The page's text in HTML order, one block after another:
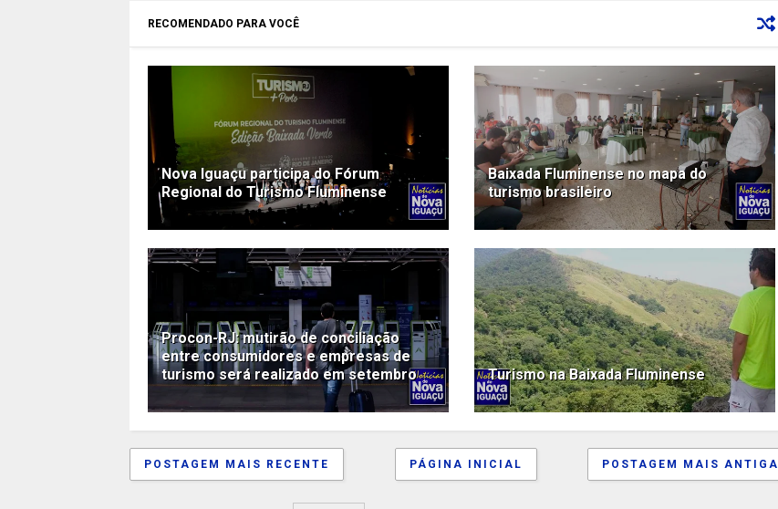
RECOMENDADO PARA VOCÊ
Nova Iguaçu participa do Fórum
Regional do Turismo Fluminense
Baixada Fluminense no mapa do
turismo brasileiro
Procon-RJ: mutirão de conciliação
entre consumidores e empresas de
turismo será realizado em setembro
Turismo na Baixada Fluminense
POSTAGEM MAIS RECENTE POSTAGEM MAIS ANTIGA
PÁGINA INICIAL